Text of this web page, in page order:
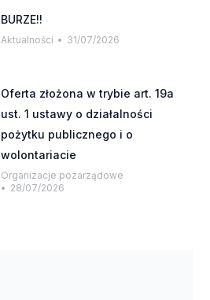
BURZE!!
Aktualności 31/07/2026
Oferta złożona w trybie art. 19a
ust. 1 ustawy o działalności
pożytku publicznego i o
wolontariacie
Organizacje pozarządowe
28/07/2026